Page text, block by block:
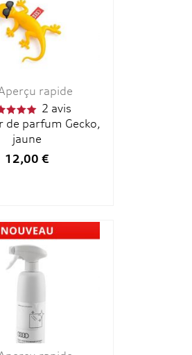
rapide
2 avis
de parfum Gecko,
jaune
12,00 €